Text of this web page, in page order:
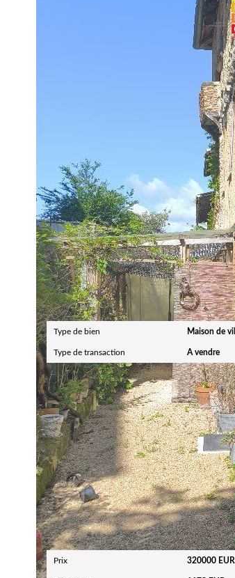
Montant estimé des dépenses annuelles
Imprimer
Nos honoraires
Caractéristiques
Général
Type de bien Maison de
Type de transaction A vendre
Aspects financiers
Prix 320000 EUR